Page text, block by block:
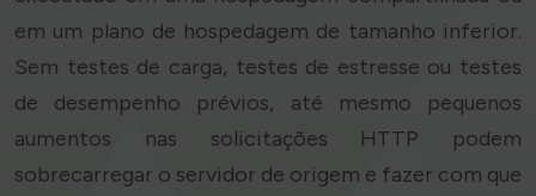
em um plano de hospedagem de tamanho inferior.
Sem testes de carga, testes de estresse ou testes
de desempenho prévios, até mesmo pequenos
aumentos nas solicitações HTTP podem
sobrecarregar o servidor de origem e fazer com que